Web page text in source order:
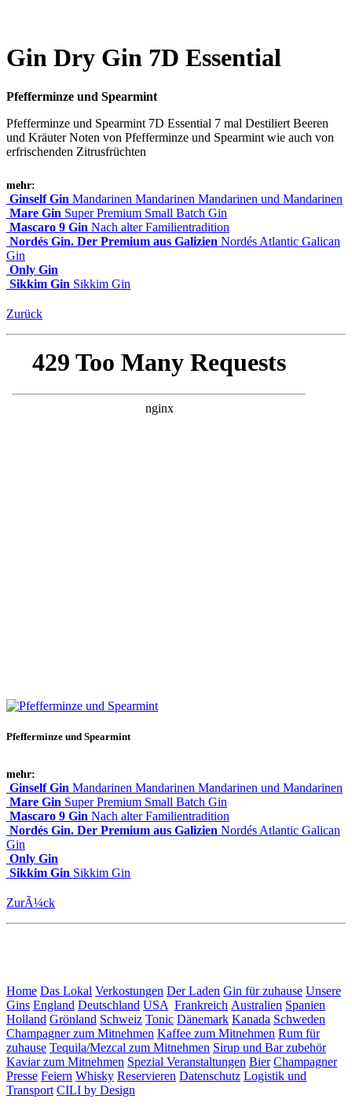
Gin Dry Gin 7D Essential
Pfefferminze und Spearmint
Pfefferminze und Spearmint 7D Essential 7 mal Destiliert Beeren
und Kräuter Noten von Pfefferminze und Spearmint wie auch von
erfrischenden Zitrusfrüchten
mehr:
Ginself Gin Mandarinen Mandarinen Mandarinen und Mandarinen
Mare Gin Super Premium Small Batch Gin
Mascaro 9 Gin Nach alter Familientradition
Nordés Gin. Der Premium aus Galizien Nordés Atlantic Galican
Gin
Only Gin
Sikkim Gin Sikkim Gin
Zurück
Pfefferminze und Spearmint
mehr:
Ginself Gin Mandarinen Mandarinen Mandarinen und Mandarinen
Mare Gin Super Premium Small Batch Gin
Mascaro 9 Gin Nach alter Familientradition
Nordés Gin. Der Premium aus Galizien Nordés Atlantic Galican
Gin
Only Gin
Sikkim Gin Sikkim Gin
ZurÃ¼ck
Home Das Lokal Verkostungen Der Laden Gin für zuhause Unsere
Gins England Deutschland USA Frankreich Australien Spanien
Holland Grönland Schweiz Tonic Dänemark Kanada Schweden
Champagner zum Mitnehmen Kaffee zum Mitnehmen Rum für
zuhause Tequila/Mezcal zum Mitnehmen Sirup und Bar zubehör
Kaviar zum Mitnehmen Spezial Veranstaltungen Bier Champagner
Presse Feiern Whisky Reservieren Datenschutz Logistik und
Transport CILI by Design